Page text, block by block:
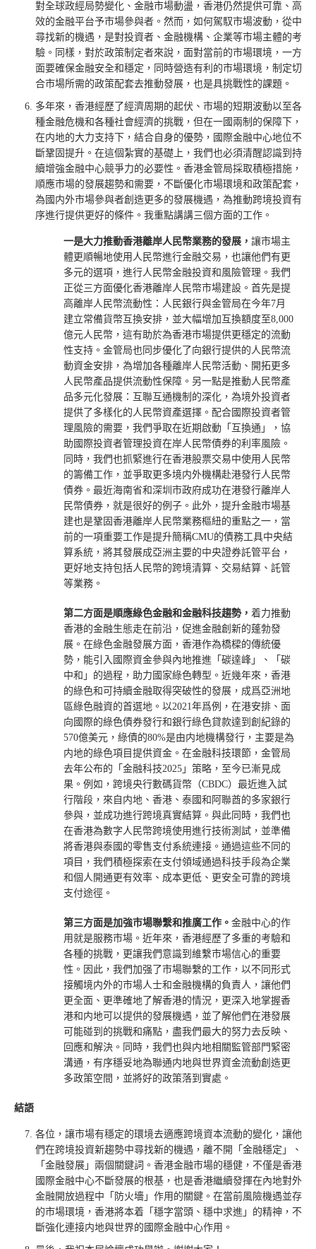
對全球政經局勢變化、金融市場動盪，香港仍然提供可靠、高
效的金融平台予市場參與者。然而，如何駕馭市場波動，從中
尋找新的機遇，是對投資者、金融機構、企業等市場主體的考
驗。同樣，對於政策制定者來說，面對當前的市場環境，一方
面要確保金融安全和穩定，同時營造有利的市場環境，制定切
合市場所需的政策配套去推動發展，也是具挑戰性的課題。
多年來，香港經歷了經濟周期的起伏、市場的短期波動以至各
種金融危機和各種社會經濟的挑戰，但在一國兩制的保障下，
在内地的大力支持下，結合自身的優勢，國際金融中心地位不
斷鞏固提升。在這個紮實的基礎上，我們也必須清醒認識到持
續增強金融中心競爭力的必要性。香港金管局採取積極措施，
順應市場的發展趨勢和需要，不斷優化市場環境和政策配套，
為國内外市場參與者創造更多的發展機遇，為推動跨境投資有
序進行提供更好的條件。我重點講講三個方面的工作。
一是大力推動香港離岸人民幣業務的發展， 讓市場主
體更順暢地使用人民幣進行金融交易，也讓他們有更
多元的選項，進行人民幣金融投資和風險管理。我們
正從三方面優化香港離岸人民幣市場建設。首先是提
高離岸人民幣流動性：人民銀行與金管局在今年7月
建立常備貨幣互換安排，並大幅增加互換額度至8,000
億元人民幣，這有助於為香港市場提供更穩定的流動
性支持。金管局也同步優化了向銀行提供的人民幣流
動資金安排，為增加各種離岸人民幣活動、開拓更多
人民幣產品提供流動性保障。另一點是推動人民幣產
品多元化發展：互聯互通機制的深化，為境外投資者
提供了多樣化的人民幣資產選擇。配合國際投資者管
理風險的需要，我們爭取在近期啟動「互換通」，協
助國際投資者管理投資在岸人民幣債券的利率風險。
同時，我們也抓緊進行在香港股票交易中使用人民幣
的籌備工作，並爭取更多境内外機構赴港發行人民幣
債券。最近海南省和深圳市政府成功在港發行離岸人
民幣債券，就是很好的例子。此外，提升金融市場基
建也是鞏固香港離岸人民幣業務樞紐的重點之一，當
前的一項重要工作是提升簡稱CMU的債務工具中央結
算系統，將其發展成亞洲主要的中央證券託管平台，
更好地支持包括人民幣的跨境清算、交易結算、託管
等業務。
第二方面是順應綠色金融和金融科技趨勢， 着力推動
香港的金融生態走在前沿，促進金融創新的蓬勃發
展。在綠色金融發展方面，香港作為橋樑的傳統優
勢，能引入國際資金參與內地推進「碳達峰」、「碳
中和」的過程，助力國家綠色轉型。近幾年來，香港
的綠色和可持續金融取得突破性的發展，成爲亞洲地
區綠色融資的首選地。以2021年爲例，在港安排、面
向國際的綠色債券發行和銀行綠色貸款達到創紀錄的
570億美元，綠債的80%是由内地機構發行，主要是為
内地的綠色項目提供資金。在金融科技環節，金管局
去年公布的「金融科技2025」策略，至今已漸見成
果。例如，跨境央行數碼貨幣（CBDC）最近進入試
行階段，來自内地、香港、泰國和阿聯酋的多家銀行
參與，並成功進行跨境真實結算。與此同時，我們也
在香港為數字人民幣跨境使用進行技術測試，並準備
將香港與泰國的零售支付系統連接。通過這些不同的
項目，我們積極探索在支付領域通過科技手段為企業
和個人開通更有效率、成本更低、更安全可靠的跨境
支付途徑。
第三方面是加強市場聯繫和推廣工作。 金融中心的作
用就是服務市場。近年來，香港經歷了多重的考驗和
各種的挑戰，更讓我們意識到維繫市場信心的重要
性。因此，我們加强了市場聯繫的工作，以不同形式
接觸境内外的市場人士和金融機構的負責人，讓他們
更全面、更準確地了解香港的情況，更深入地掌握香
港和内地可以提供的發展機遇，並了解他們在港發展
可能碰到的挑戰和痛點，盡我們最大的努力去反映、
回應和解決。同時，我們也與内地相關監管部門緊密
溝通，有序穩妥地為聯通内地與世界資金流動創造更
多政策空間，並將好的政策落到實處。
結語
各位，讓市場有穩定的環境去適應跨境資本流動的變化，讓他
們在跨境投資新趨勢中尋找新的機遇，離不開「金融穩定」、
「金融發展」兩個關鍵詞。香港金融市場的穩健，不僅是香港
國際金融中心不斷發展的根基，也是香港繼續發揮在內地對外
金融開放過程中「防火墻」作用的關鍵。在當前風險機遇並存
的市場環境，香港將本着「穩字當頭、穩中求進」的精神，不
斷強化連接内地與世界的國際金融中心作用。